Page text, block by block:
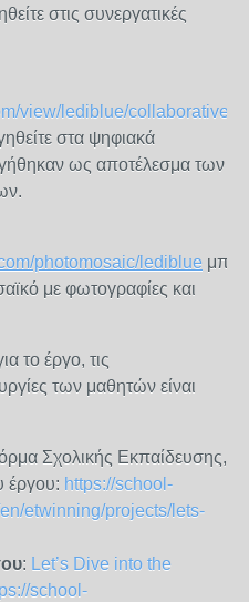
στις συνεργατικές
view/lediblue/collaborative-
στα ψηφιακά
ως αποτέλεσμα των
photomosaic/lediblue
με φωτογραφίες και
το έργο, τις
των μαθητών είναι
Σχολικής Εκπαίδευσης,
έργου: https://school-
etwinning/projects/lets-
: Let’s Dive into the
school-